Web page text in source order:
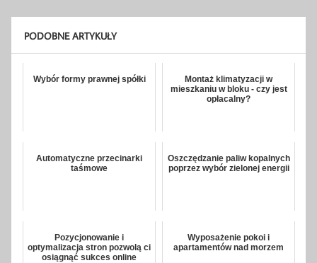
PODOBNE ARTYKUŁY
Wybór formy prawnej spółki
Montaż klimatyzacji w
mieszkaniu w bloku - czy jest
opłacalny?
Automatyczne przecinarki
taśmowe
Oszczędzanie paliw kopalnych
poprzez wybór zielonej energii
Pozycjonowanie i
optymalizacja stron pozwolą ci
osiągnąć sukces online
Wyposażenie pokoi i
apartamentów nad morzem